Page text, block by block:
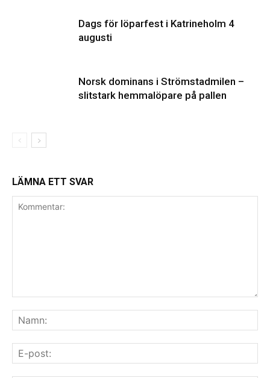
Dags för löparfest i Katrineholm 4
augusti
Norsk dominans i Strömstadmilen –
slitstark hemmalöpare på pallen
LÄMNA ETT SVAR